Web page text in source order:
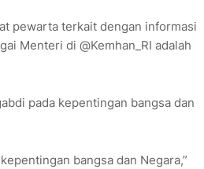
pewarta terkait dengan informasi
Menteri di @Kemhan_RI adalah
pada kepentingan bangsa dan
bangsa dan Negara,”